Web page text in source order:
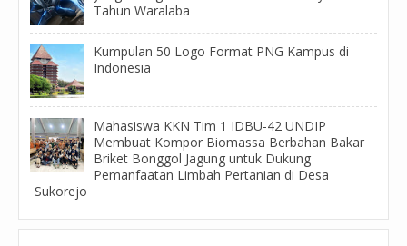
Tahun Waralaba
Kumpulan 50 Logo Format PNG Kampus di
Indonesia
Mahasiswa KKN Tim 1 IDBU-42 UNDIP
Membuat Kompor Biomassa Berbahan Bakar
Briket Bonggol Jagung untuk Dukung
Pemanfaatan Limbah Pertanian di Desa
Sukorejo